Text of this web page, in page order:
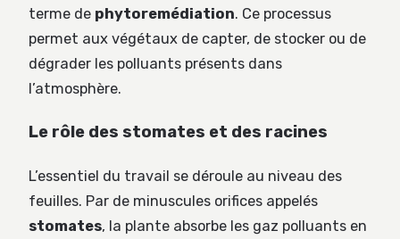
terme de phytoremédiation. Ce processus
permet aux végétaux de capter, de stocker ou de
dégrader les polluants présents dans
l’atmosphère.
Le rôle des stomates et des racines
L’essentiel du travail se déroule au niveau des
feuilles. Par de minuscules orifices appelés
stomates, la plante absorbe les gaz polluants en